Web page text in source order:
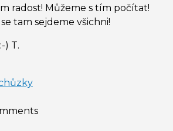
radost! Můžeme s tím počítat!
tam sejdeme všichni!
) T.